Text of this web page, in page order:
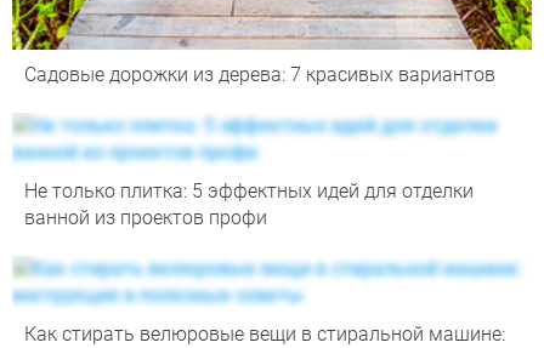
Садовые дорожки из дерева: 7 красивых вариантов
Не только плитка: 5 эффектных идей для отделки
ванной из проектов профи
Как стирать велюровые вещи в стиральной машине: